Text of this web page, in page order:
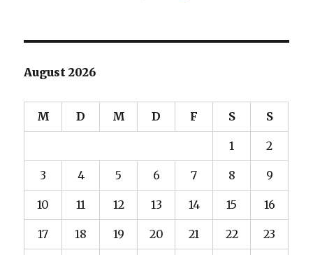
August 2026
M D M D F S S
1 2
3 4 5 6 7 8 9
10 11 12 13 14 15 16
17 18 19 20 21 22 23